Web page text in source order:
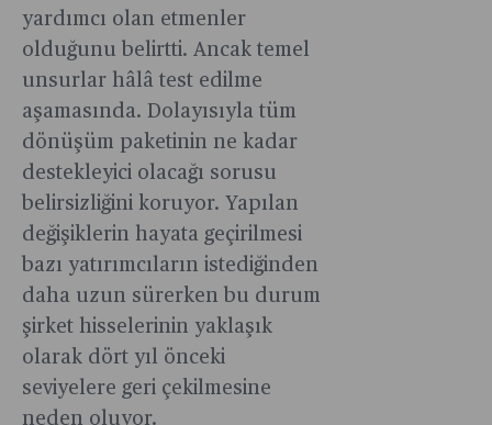
yardımcı olan etmenler
olduğunu belirtti. Ancak temel
unsurlar hâlâ test edilme
aşamasında. Dolayısıyla tüm
dönüşüm paketinin ne kadar
destekleyici olacağı sorusu
belirsizliğini koruyor. Yapılan
değişiklerin hayata geçirilmesi
bazı yatırımcıların istediğinden
daha uzun sürerken bu durum
şirket hisselerinin yaklaşık
olarak dört yıl önceki
seviyelere geri çekilmesine
neden oluyor.